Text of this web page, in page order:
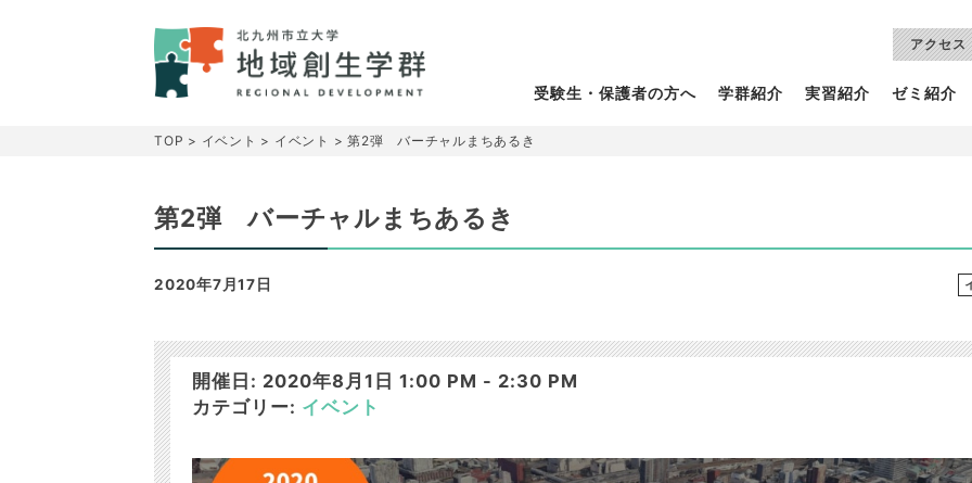
アクセス
受験生・保護者の方へ 学群紹介 実習紹介 ゼミ紹介
TOP > イベント > イベント > 第2弾 バーチャルまちあるき
第2弾 バーチャルまちあるき
2020年7月17日
開催日: 2020年8月1日 1:00 PM - 2:30 PM
カテゴリー: イベント